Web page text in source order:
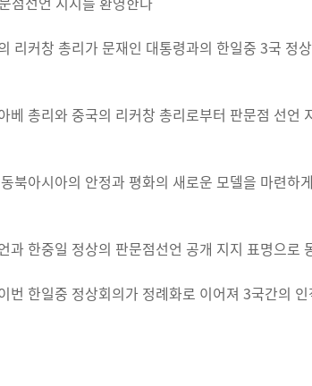
리커창 총리가 문재인 대통령과의 한일중 3국 정
베 총리와 중국의 리커창 총리로부터 판문점 선
북아시아의 안정과 평화의 새로운 모델을 마련
과 한중일 정상의 판문점선언 공개 지지 표명으
번 한일중 정상회의가 정례화로 이어져 3국간의